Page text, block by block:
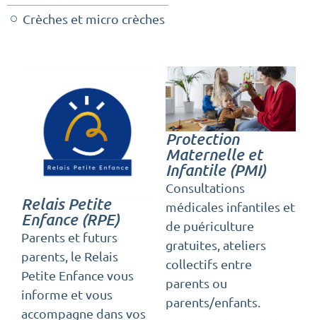
Crèches et micro crèches
Relais Petite
Enfance (RPE)
Parents et futurs
parents, le Relais
Petite Enfance vous
informe et vous
accompagne dans vos
Protection
Maternelle et
Infantile (PMI)
Consultations
médicales infantiles et
de puériculture
gratuites, ateliers
collectifs entre
parents ou
parents/enfants.